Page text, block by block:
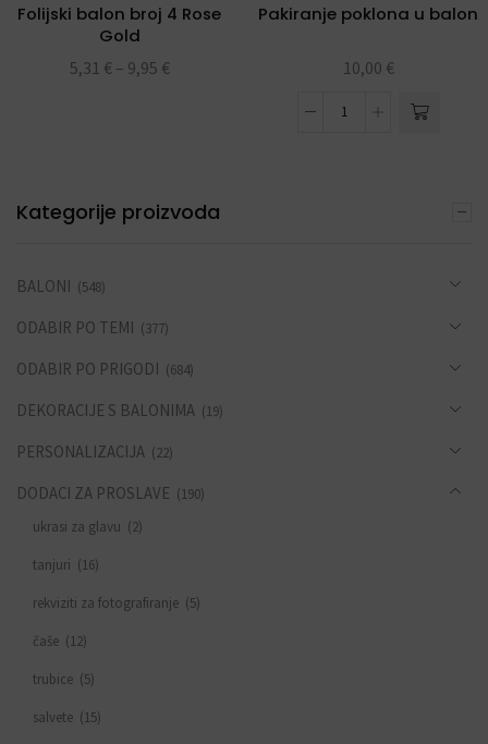
Folijski balon broj 4 Rose
Gold
5,31 € – 9,95 €
Pakiranje poklona u balon
10,00 €
Kategorije proizvoda
BALONI (548)
ODABIR PO TEMI (377)
ODABIR PO PRIGODI (684)
DEKORACIJE S BALONIMA (19)
PERSONALIZACIJA (22)
DODACI ZA PROSLAVE (190)
ukrasi za glavu (2)
tanjuri (16)
rekviziti za fotografiranje (5)
čaše (12)
trubice (5)
salvete (15)